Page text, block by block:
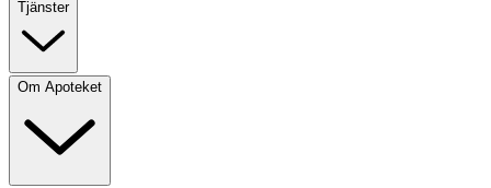
Tjänster
Om Apoteket